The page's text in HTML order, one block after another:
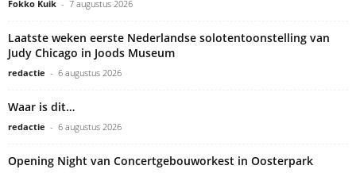
Fokko Kuik - 7 augustus 2026
Laatste weken eerste Nederlandse solotentoonstelling van
Judy Chicago in Joods Museum
redactie - 6 augustus 2026
Waar is dit…
redactie - 6 augustus 2026
Opening Night van Concertgebouworkest in Oosterpark